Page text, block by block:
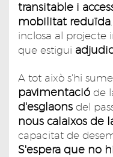
transitable i
mobilitat reduïda
inclosa al projecte
que estigui
A tot això s'hi
pavimentació de
d'esglaons del
nous calaixos de
capacitat de
S'espera que no